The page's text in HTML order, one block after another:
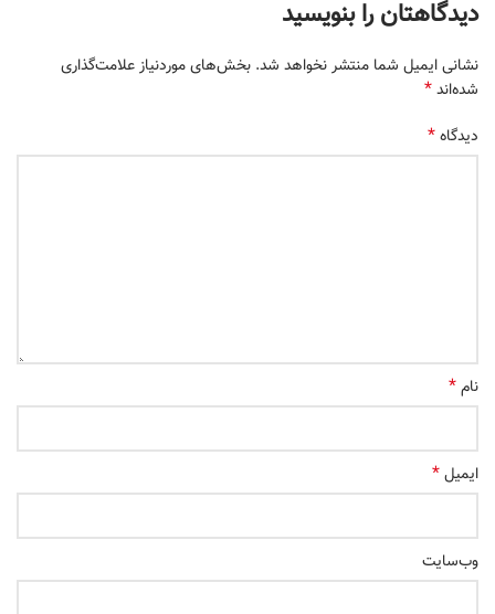
دیدگاهتان را بنویسید
نشانی ایمیل شما منتشر نخواهد شد. بخش‌های موردنیاز علامت‌گذاری
شده‌اند*
دیدگاه*
نام*
ایمیل*
وب‌سایت